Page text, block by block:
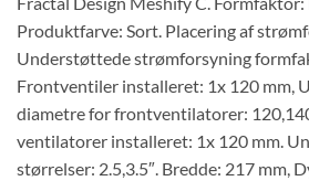
Produktfarve: Sort. Placering af
Understøttede strømforsyning
Frontventiler installeret: 1x 120 mm,
diametre for frontventilatorer:
ventilatorer installeret: 1x 120 mm.
størrelser: 2.5,3.5″. Bredde: 217 mm,